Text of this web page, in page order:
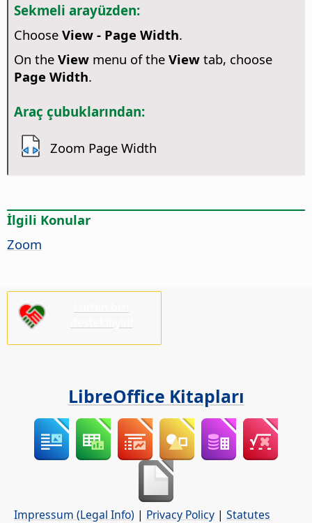
Sekmeli arayüzden:
Choose View - Page Width.
On the Viewmenu of the Viewtab, choose
Page Width.
Araç çubuklarından:
Zoom Page Width
İlgili Konular
Zoom
LibreOffice Kitapları
Impressum (Legal Info) | Privacy Policy | Statutes